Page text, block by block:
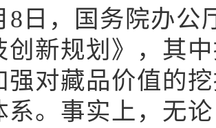
，国务院办公
创新规划》，其
强对藏品价值的
系。事实上，无